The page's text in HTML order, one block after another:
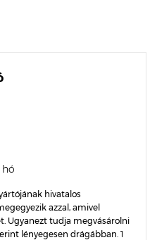
hó
hivatalos
azzal, amivel
Ugyanezt tudja megvásárolni
lényegesen drágábban. 1